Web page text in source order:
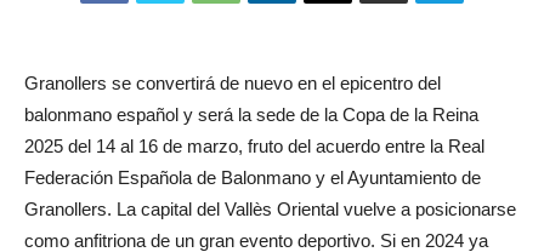
Granollers se convertirá de nuevo en el epicentro del
balonmano español y será la sede de la Copa de la Reina
2025 del 14 al 16 de marzo, fruto del acuerdo entre la Real
Federación Española de Balonmano y el Ayuntamiento de
Granollers. La capital del Vallès Oriental vuelve a posicionarse
como anfitriona de un gran evento deportivo. Si en 2024 ya